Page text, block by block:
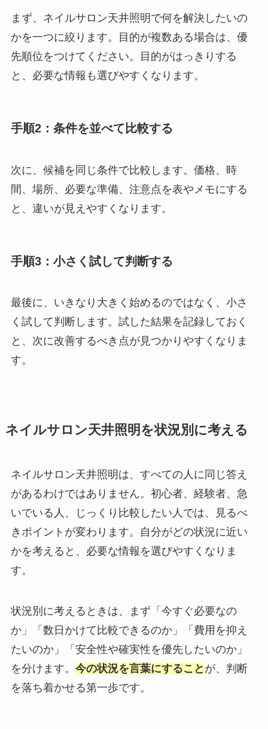
まず、ネイルサロン天井照明で何を解決したいの
かを一つに絞ります。目的が複数ある場合は、優
先順位をつけてください。目的がはっきりする
と、必要な情報も選びやすくなります。
手順2：条件を並べて比較する
次に、候補を同じ条件で比較します。価格、時
間、場所、必要な準備、注意点を表やメモにする
と、違いが見えやすくなります。
手順3：小さく試して判断する
最後に、いきなり大きく始めるのではなく、小さ
く試して判断します。試した結果を記録しておく
と、次に改善するべき点が見つかりやすくなりま
す。
ネイルサロン天井照明を状況別に考える
ネイルサロン天井照明は、すべての人に同じ答え
があるわけではありません。初心者、経験者、急
いでいる人、じっくり比較したい人では、見るべ
きポイントが変わります。自分がどの状況に近い
かを考えると、必要な情報を選びやすくなりま
す。
状況別に考えるときは、まず「今すぐ必要なの
か」「数日かけて比較できるのか」「費用を抑え
たいのか」「安全性や確実性を優先したいのか」
を分けます。 今の状況を言葉にすること が、判断
を落ち着かせる第一歩です。